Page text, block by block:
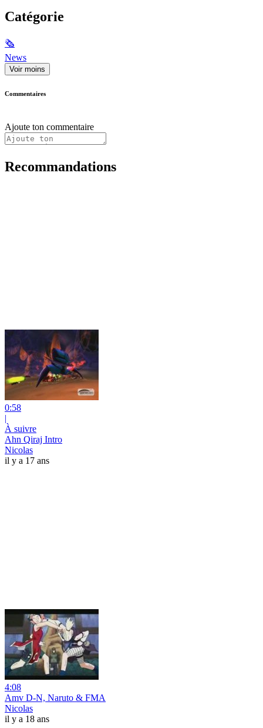
Catégorie
🗞
News
Voir moins
Commentaires
Ajoute ton commentaire
Recommandations
0:58
|
À suivre
Ahn Qiraj Intro
Nicolas
il y a 17 ans
4:08
Amv D-N, Naruto & FMA
Nicolas
il y a 18 ans